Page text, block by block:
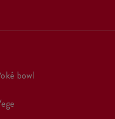
poké bowl
vege